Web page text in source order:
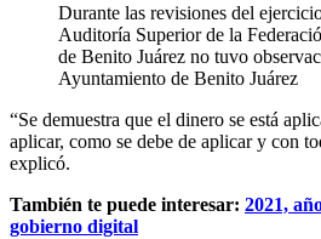
Durante las revisiones del
Auditoría Superior de la
de Benito Juárez no tuvo
Ayuntamiento de Benito Juárez
“Se demuestra que el dinero se está
aplicar, como se debe de aplicar y con
explicó.
También te puede interesar: 2021,
gobierno digital